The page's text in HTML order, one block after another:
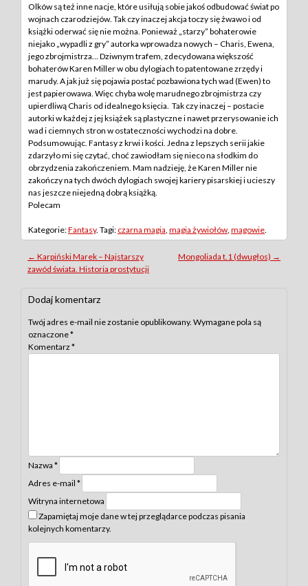
Olków są też inne nacje, które usiłują sobie jakoś odbudować świat po
wojnach czarodziejów. Tak czy inaczej akcja toczy się żwawo i od
książki oderwać się nie można. Ponieważ „starzy” bohaterowie
niejako „wypadli z gry” autorka wprowadza nowych – Charis, Ewena,
jego zbrojmistrza… Dziwnym trafem, zdecydowana większość
bohaterów Karen Miller w obu dylogiach to patentowane zrzędy i
marudy. A jak już się pojawia postać pozbawiona tych wad (Ewen) to
jest papierowawa. Więc chyba wolę marudnego zbrojmistrza czy
upierdliwą Charis od idealnego księcia. Tak czy inaczej – postacie
autorki w każdej z jej książek są plastyczne i nawet przerysowanie ich
wad i ciemnych stron w ostateczności wychodzi na dobre.
Podsumowując. Fantasy z krwi i kości. Jedna z lepszych serii jakie
zdarzyło mi się czytać, choć zawiodłam się nieco na słodkim do
obrzydzenia zakończeniem. Mam nadzieję, że Karen Miller nie
zakończy na tych dwóch dylogiach swojej kariery pisarskiej i ucieszy
nas jeszcze niejedną dobrą książką.
Polecam
Kategorie:Fantasy. Tagi: czarna magia magia żywiołów magowie
Post
navigation
← Karpiński Marek – Najstarszy
zawód świata. Historia prostytucji
Mongoliada t.1 (dwugłos) →
Dodaj komentarz
Twój adres e-mail nie zostanie opublikowany. Wymagane pola są
oznaczone*
Komentarz *
Nazwa *
Adres e-mail *
Witryna internetowa
Zapamiętaj moje dane w tej przeglądarce podczas pisania
kolejnych komentarzy.